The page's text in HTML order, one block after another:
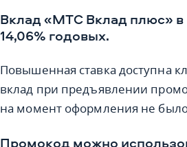
Вклад «МТС Вклад плюс» в
14,06% годовых.
Повышенная ставка доступна
вклад при предъявлении
на момент оформления не
Промокод можно